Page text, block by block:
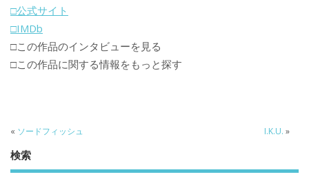
□公式サイト
□IMDb
□この作品のインタビューを見る
□この作品に関する情報をもっと探す
« ソードフィッシュ I.K.U. »
検索